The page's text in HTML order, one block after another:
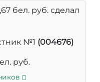
бел. руб. сделал
№1 (004676)
руб.